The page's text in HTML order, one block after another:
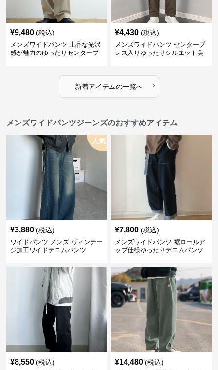
¥9,480 (税込)
メンズワイドパンツ 上品な光沢
感が魅力のゆったりセンタープ
¥4,430 (税込)
メンズワイドパンツ センタープ
レス入りゆったりシルエット美
新着アイテムの一覧へ ›
メンズワイドパンツジーンズのおすすめアイテム
人気
¥3,880 (税込)
ワイドパンツ メンズ ヴィンテー
ジ加工ワイドデニムパンツ
¥7,800 (税込)
メンズワイドパンツ 裾ロールア
ップ仕様ゆったりデニムパンツ
¥8,550 (税込) ¥14,480 (税込)